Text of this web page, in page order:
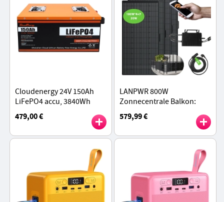
Cloudenergy 24V 150Ah
LiFePO4 accu, 3840Wh
energie, 6000+ cycli,
ingebouwd 100A BMS
479,00 €
LANPWR 800W
Zonnecentrale Balkon:
800W Micro-omvormer +
4x 180W Flexibele
579,99 €